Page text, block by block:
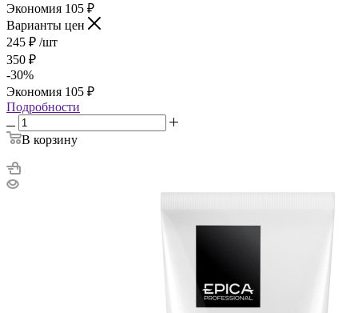
Экономия 105 ₽
Варианты цен
245 ₽ /шт
350 ₽
-30%
Экономия 105 ₽
Подробности
В корзину